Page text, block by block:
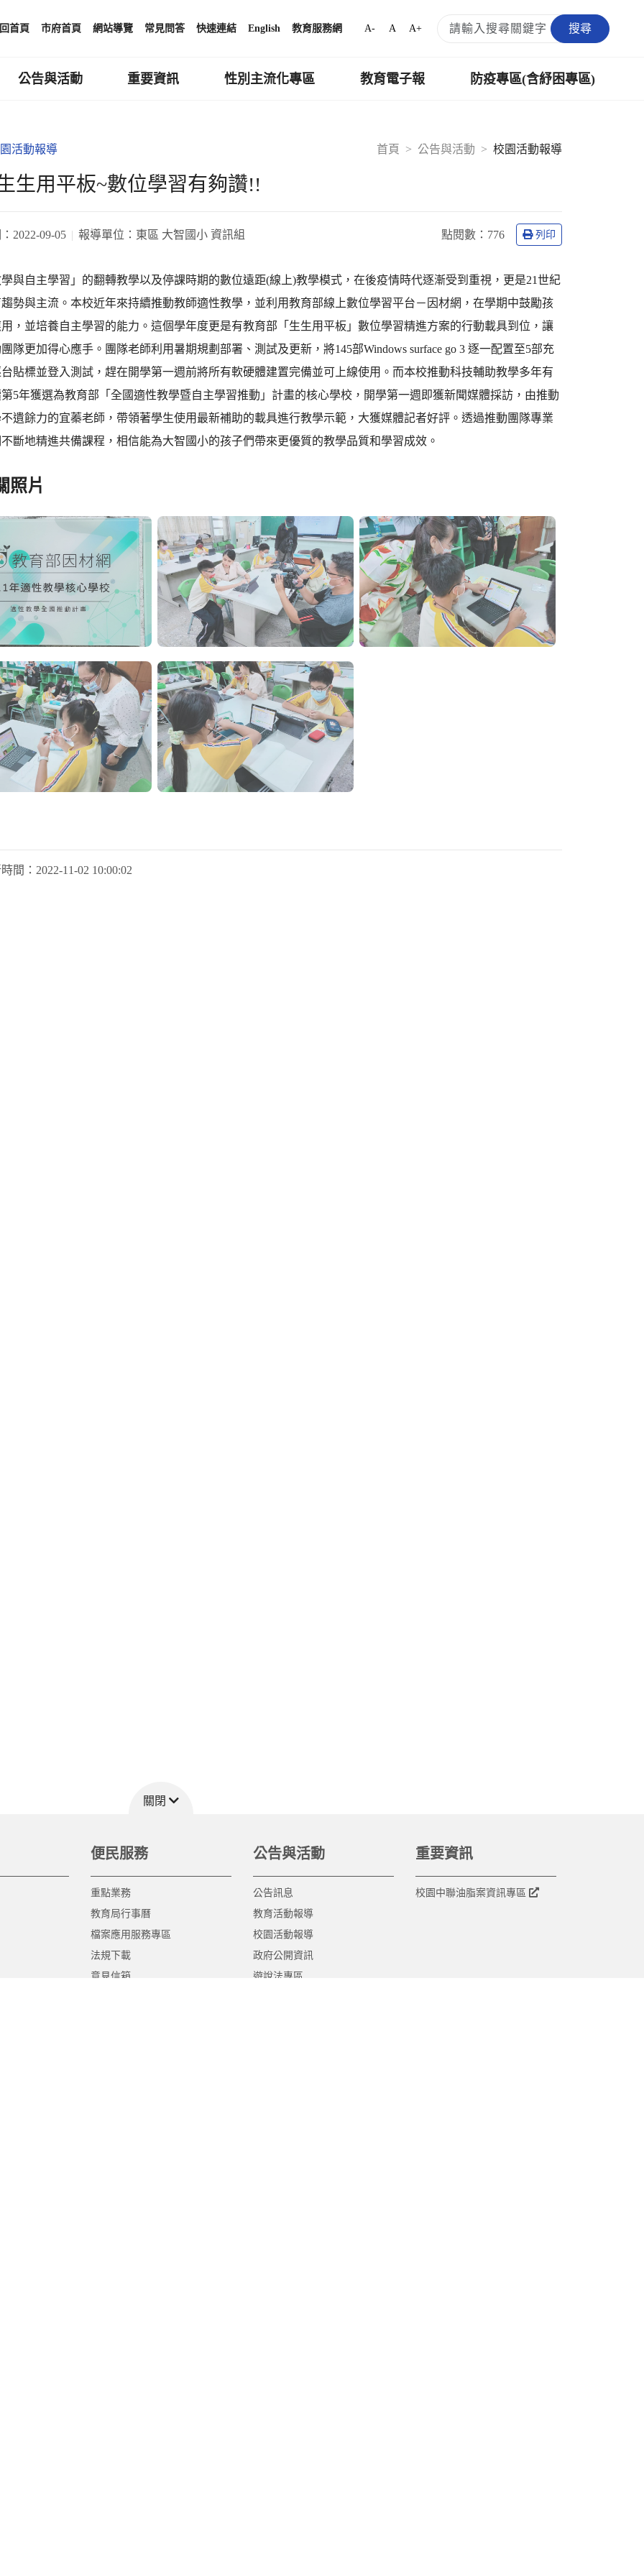
回首頁 市府首頁 網站導覽 常見問答 快速連結 English 教育服務網 A- A A+ 搜尋
公告與活動 重要資訊 性別主流化專區 教育電子報 防疫專區(含紓困專區)
首頁 公告與活動 校園活動報導
活動報導
生用平板~數位學習有夠讚!!
2022-09-05 報導單位： 東區 大智國小 資訊組 點閱數： 776 列印
與自主學習」的翻轉教學以及停課時期的數位遠距(線上)教學模式，在後疫情時代逐漸受到重視，更是21世紀
勢與主流。本校近年來持續推動教師適性教學，並利用教育部線上數位學習平台－因材網，在學期中鼓勵孩
，並培養自主學習的能力。這個學年度更是有教育部「生生用平板」數位學習精進方案的行動載具到位，讓
隊更加得心應手。團隊老師利用暑期規劃部署、測試及更新，將145部Windows surface go 3 逐一配置至5部充
貼標並登入測試，趕在開學第一週前將所有軟硬體建置完備並可上線使用。而本校推動科技輔助教學多年有
5年獲選為教育部「全國適性教學暨自主學習推動」計畫的核心學校，開學第一週即獲新聞媒體採訪，由推動
遺餘力的宜蓁老師，帶領著學生使用最新補助的載具進行教學示範，大獲媒體記者好評。透過推動團隊專業
斷地精進共備課程，相信能為大智國小的孩子們帶來更優質的教學品質和學習成效。
照片
間： 2022-11-02 10:00:02
關閉
便民服務
重點業務
教育局行事曆
檔案應用服務專區
法規下載
意見信箱
公告與活動
公告訊息
教育活動報導
校園活動報導
政府公開資訊
遊說法專區
重要資訊
校園中聯油脂案資訊專區